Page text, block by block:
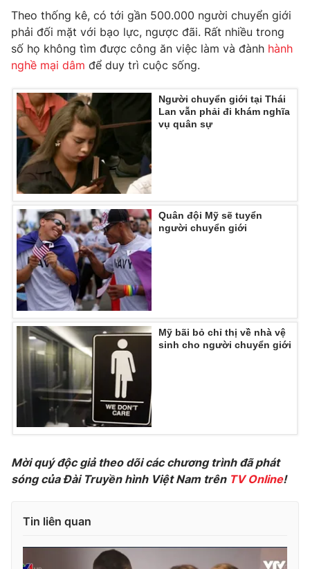
Nhân vật
Khán giả
Giải sao mai
Âm nhạc
Sao
Du lịch
Làm đẹp
Chất lượng cuộc sống
Giáo dục
Tuyển sinh
Học trực tuyến
Hitech Công nghệ tương lai
Sản phẩm
Thị trường
Tư vấn
Giao lưu trực tuyến
Lịch phát sóng
Chuyên mục khác
Emagazine Podcast
Photo Infographic
Video Shorts video
VTV Money
VTV Sức khoẻ Bất động sản
VTV4 Vươn mình bằng AI
VTV9
Liên hệ tòa soạn English
Theo thống kê, có tới gần 500.000 người chuyển giới
phải đối mặt với bạo lực, ngược đãi. Rất nhiều trong
số họ không tìm được công ăn việc làm và đành hành
nghề mại dâm để duy trì cuộc sống.
Người chuyển giới tại Thái
Lan vẫn phải đi khám nghĩa
vụ quân sự
Quân đội Mỹ sẽ tuyển
người chuyển giới
Mỹ bãi bỏ chỉ thị về nhà vệ
sinh cho người chuyển giới
Mời quý độc giả theo dõi các chương trình đã phát
sóng của Đài Truyền hình Việt Nam trên TV Online!
Tin liên quan